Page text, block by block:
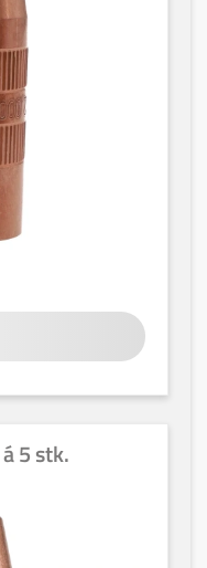
5 stk.